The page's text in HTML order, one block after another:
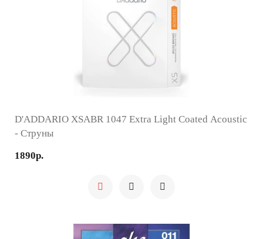
D'ADDARIO XSABR 1047 Extra Light Coated Acoustic
- Струны
1890р.